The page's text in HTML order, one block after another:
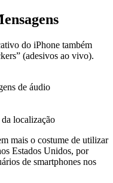
do iPhone também
(adesivos ao vivo).
de áudio
localização
mais o costume de utilizar
Estados Unidos, por
de smartphones nos